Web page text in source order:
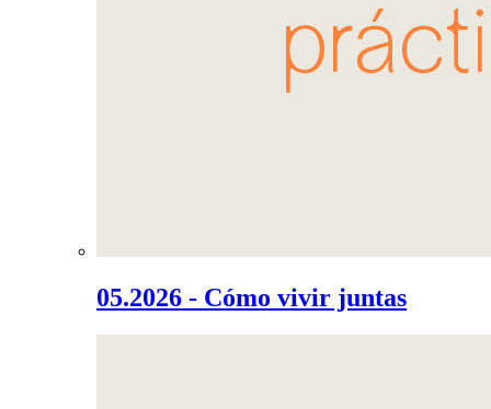
05.2026 - Cómo vivir juntas